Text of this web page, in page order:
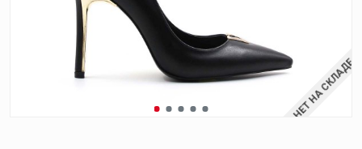
НЕТ НА СКЛАДЕ